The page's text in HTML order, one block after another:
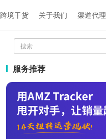
跨境干货 关于我们 渠道代理
服务推荐